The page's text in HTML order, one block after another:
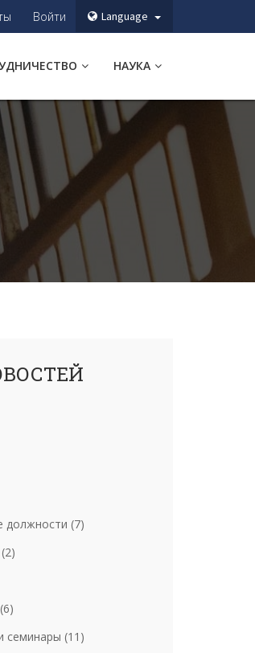
Language
Войти
НАУКА
должности (7)
семинары (11)